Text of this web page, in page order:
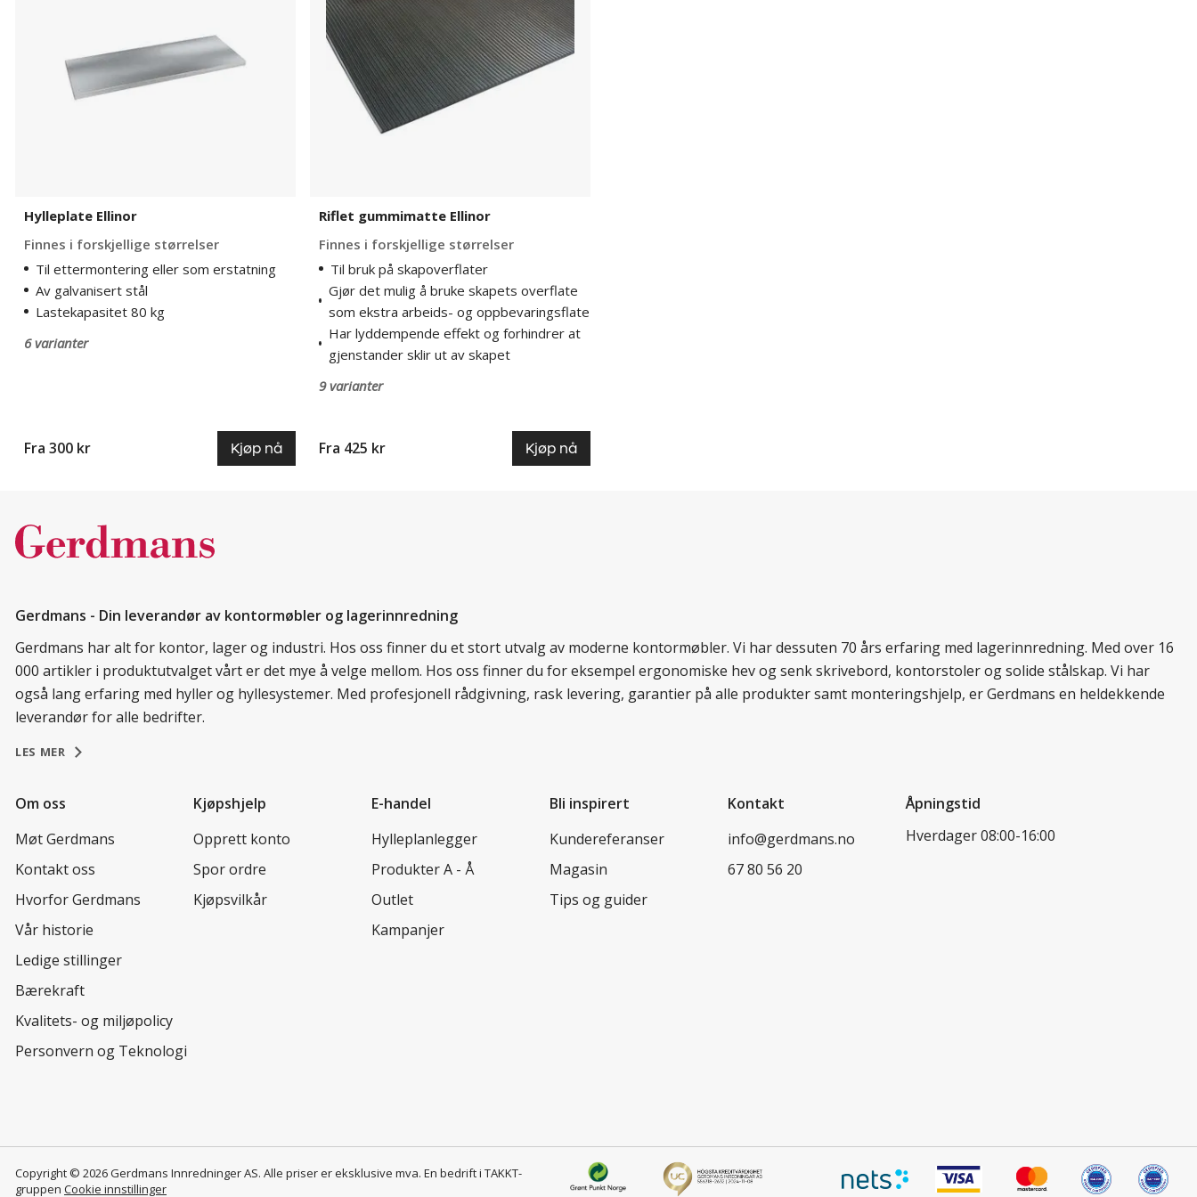
Hylleplate Ellinor
Finnes i forskjellige størrelser
Til ettermontering eller som erstatning
Av galvanisert stål
Lastekapasitet 80 kg
6 varianter
Fra 300 kr Kjøp nå
Riflet gummimatte Ellinor
Finnes i forskjellige størrelser
Til bruk på skapoverflater
Gjør det mulig å bruke skapets overflate
som ekstra arbeids- og oppbevaringsflate
Har lyddempende effekt og forhindrer at
gjenstander sklir ut av skapet
9 varianter
Fra 425 kr Kjøp nå
Gerdmans - Din leverandør av kontormøbler og lagerinnredning
Gerdmans har alt for kontor, lager og industri. Hos oss finner du et stort utvalg av moderne kontormøbler. Vi har dessuten 70 års erfaring med lagerinnredning. Med over 16
000 artikler i produktutvalget vårt er det mye å velge mellom. Hos oss finner du for eksempel ergonomiske hev og senk skrivebord, kontorstoler og solide stålskap. Vi har
også lang erfaring med hyller og hyllesystemer. Med profesjonell rådgivning, rask levering, garantier på alle produkter samt monteringshjelp, er Gerdmans en heldekkende
leverandør for alle bedrifter.
LES MER
Om oss
Møt Gerdmans
Kontakt oss
Hvorfor Gerdmans
Vår historie
Ledige stillinger
Bærekraft
Kvalitets- og miljøpolicy
Personvern og Teknologi
Kjøpshjelp
Opprett konto
Spor ordre
Kjøpsvilkår
E-handel
Hylleplanlegger
Produkter A - Å
Outlet
Kampanjer
Bli inspirert
Kundereferanser
Magasin
Tips og guider
Kontakt
info@gerdmans.no
67 80 56 20
Åpningstid
Hverdager 08:00-16:00
Copyright © 2026 Gerdmans Innredninger AS. Alle priser er eksklusive mva. En bedrift i TAKKT-
gruppen Cookie innstillinger